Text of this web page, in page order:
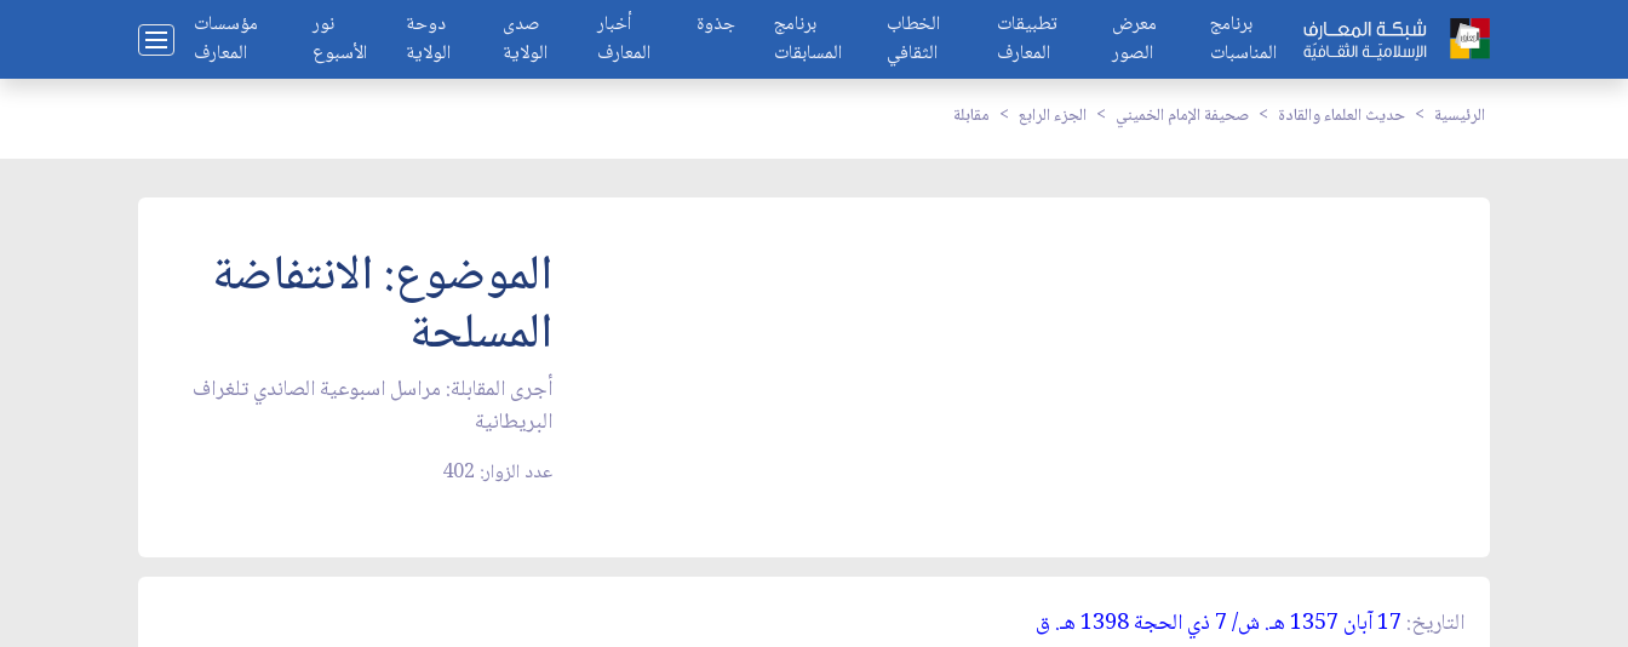
مؤسسات
المعارف
نور
الأسبوع
دوحة
الولاية
صدى
الولاية
أخبار
المعارف
جذوة
برنامج
المسابقات
الخطاب
الثقافي
تطبيقات
المعارف
معرض
الصور
برنامج
المناسبات
الرئيسية حديث العلماء والقادة صحيفة الإمام الخميني الجزء الرابع مقابلة
الموضوع: الانتفاضة
المسلحة
أجرى المقابلة: مراسل اسبوعية الصاندي تلغراف
البريطانية
عدد الزوار: 402
التاريخ: ـ. ش/ 7 ذي الحجة 1398 ه ـ. ق‏